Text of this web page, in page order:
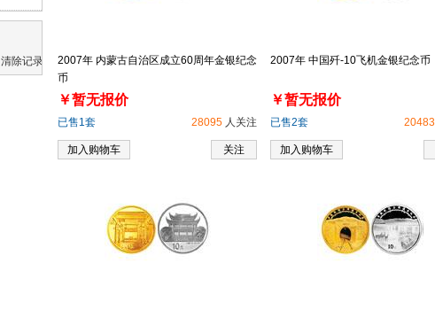
清除记录
2007年 内蒙古自治区成立60周年金银纪念
币
￥暂无报价
28095 人关注
已售1套
关注
加入购物车
2007年 中国歼-10飞机金银纪念币
￥暂无报价
20483
已售2套
加入购物车